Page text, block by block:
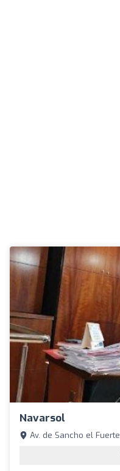
Navarsol
Av. de Sancho el